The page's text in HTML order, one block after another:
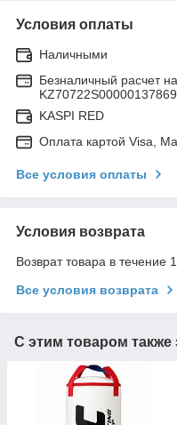
Условия оплаты
Наличными
Безналичный расчет
KASPI RED
Оплата картой Visa,
Все условия оплаты
Условия возврата
Возврат товара в течение
Все условия возврата
С этим товаром также